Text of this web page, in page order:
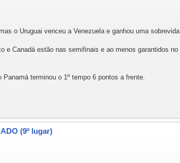
o Uruguai venceu a Venezuela e ganhou uma
e Canadá estão nas semifinais e ao menos garantidos
terminou o 1º tempo 6 pontos a frente.
(9º lugar)